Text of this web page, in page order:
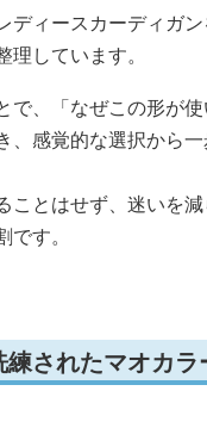
ディースカーディガ
しています。
で、「なぜこの形が
、感覚的な選択から
ことはせず、迷いを
す。
練されたマオカ